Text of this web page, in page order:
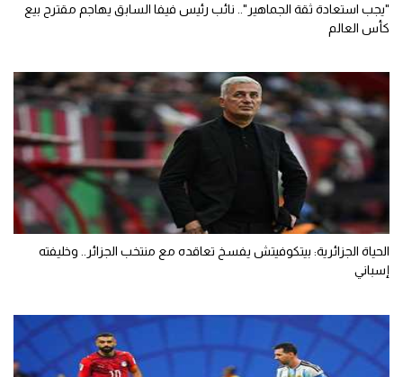
"يجب استعادة ثقة الجماهير".. نائب رئيس فيفا السابق يهاجم مقترح بيع
كأس العالم
الحياة الجزائرية: بيتكوفيتش يفسخ تعاقده مع منتخب الجزائر.. وخليفته
إسباني